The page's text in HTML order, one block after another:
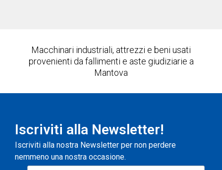
Macchinari industriali, attrezzi e beni usati
provenienti da fallimenti e aste giudiziarie a
Mantova
Iscriviti alla Newsletter!
Iscriviti alla nostra Newsletter per non perdere
nemmeno una nostra occasione.